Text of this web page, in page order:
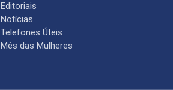
Editoriais
Notícias
Telefones Úteis
Mês das Mulheres